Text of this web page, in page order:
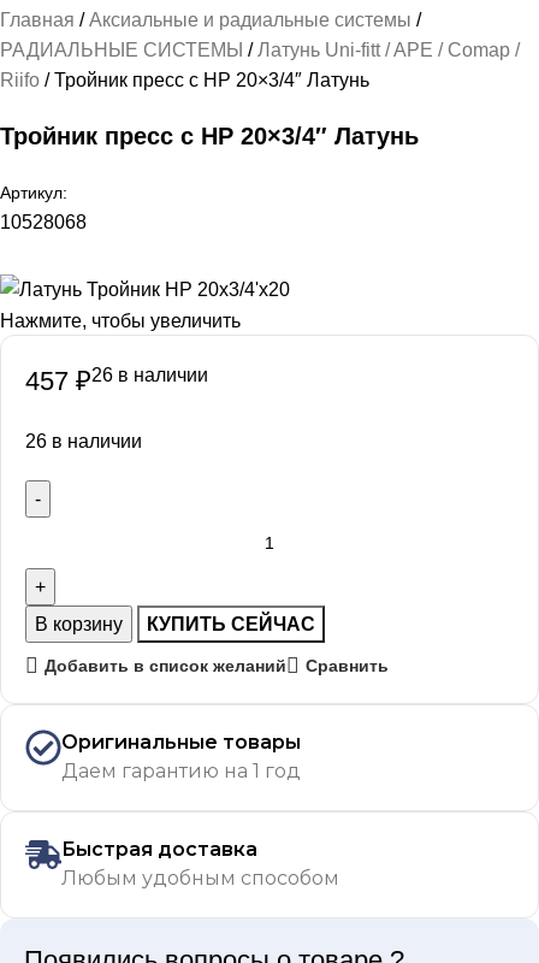
Главная
Аксиальные и радиальные системы
РАДИАЛЬНЫЕ СИСТЕМЫ
Латунь Uni-fitt / APE / Comap /
Riifo
Тройник пресс с НР 20×3/4″ Латунь
Тройник пресс с НР 20×3/4″ Латунь
Артикул:
10528068
Нажмите, чтобы увеличить
457 ₽26 в наличии
26 в наличии
В корзину КУПИТЬ СЕЙЧАС
Добавить в список желаний Сравнить
Оригинальные товары
Даем гарантию на 1 год
Быстрая доставка
Любым удобным способом